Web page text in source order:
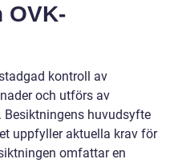
OVK-
kontroll av
och utförs av
huvudsyfte
uppfyller aktuella krav för
omfattar en